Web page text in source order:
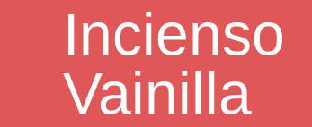
Vainilla